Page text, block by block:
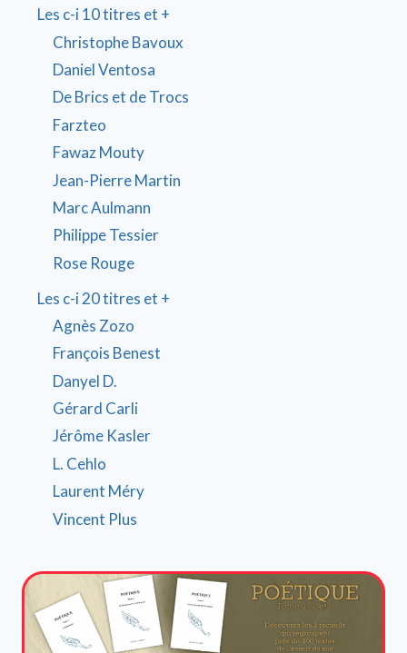
Les c-i 10 titres et +
Christophe Bavoux
Daniel Ventosa
De Brics et de Trocs
Farzteo
Fawaz Mouty
Jean-Pierre Martin
Marc Aulmann
Philippe Tessier
Rose Rouge
Les c-i 20 titres et +
Agnès Zozo
François Benest
Danyel D.
Gérard Carli
Jérôme Kasler
L. Cehlo
Laurent Méry
Vincent Plus